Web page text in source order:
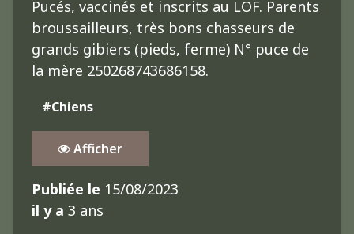
Pucés, vaccinés et inscrits au LOF. Parents
broussailleurs, très bons chasseurs de
grands gibiers (pieds, ferme) N° puce de
la mère 250268743686158.
#Chiens
Afficher
Publiée le 15/08/2023
il y a 3 ans